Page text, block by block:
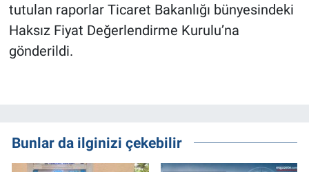
tutulan raporlar Ticaret Bakanlığı bünyesindeki
Haksız Fiyat Değerlendirme Kurulu’na
gönderildi.
Bunlar da ilginizi çekebilir